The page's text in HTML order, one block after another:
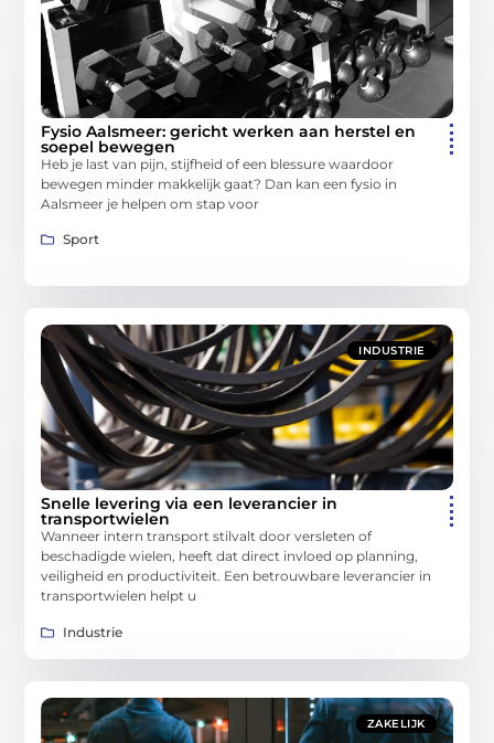
Fysio Aalsmeer: gericht werken aan herstel en
soepel bewegen
Heb je last van pijn, stijfheid of een blessure waardoor
bewegen minder makkelijk gaat? Dan kan een fysio in
Aalsmeer je helpen om stap voor
Sport
INDUSTRIE
Snelle levering via een leverancier in
transportwielen
Wanneer intern transport stilvalt door versleten of
beschadigde wielen, heeft dat direct invloed op planning,
veiligheid en productiviteit. Een betrouwbare leverancier in
transportwielen helpt u
Industrie
ZAKELIJK